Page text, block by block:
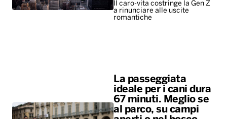
Il caro-vita costringe la Gen Z
a rinunciare alle uscite
romantiche
La passeggiata
ideale per i cani dura
67 minuti. Meglio se
al parco, su campi